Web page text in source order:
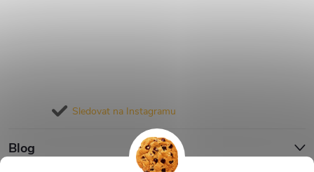
Sledovat na Instagramu
Blog